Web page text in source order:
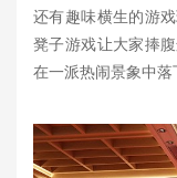
还有趣味横生的游
凳子游戏让大家捧
在一派热闹景象中落